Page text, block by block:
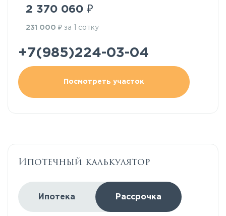
2 370 060 ₽
231 000 ₽ за 1 сотку
+7(985)224-03-04
Посмотреть участок
Ипотечный калькулятор
Ипотека Рассрочка